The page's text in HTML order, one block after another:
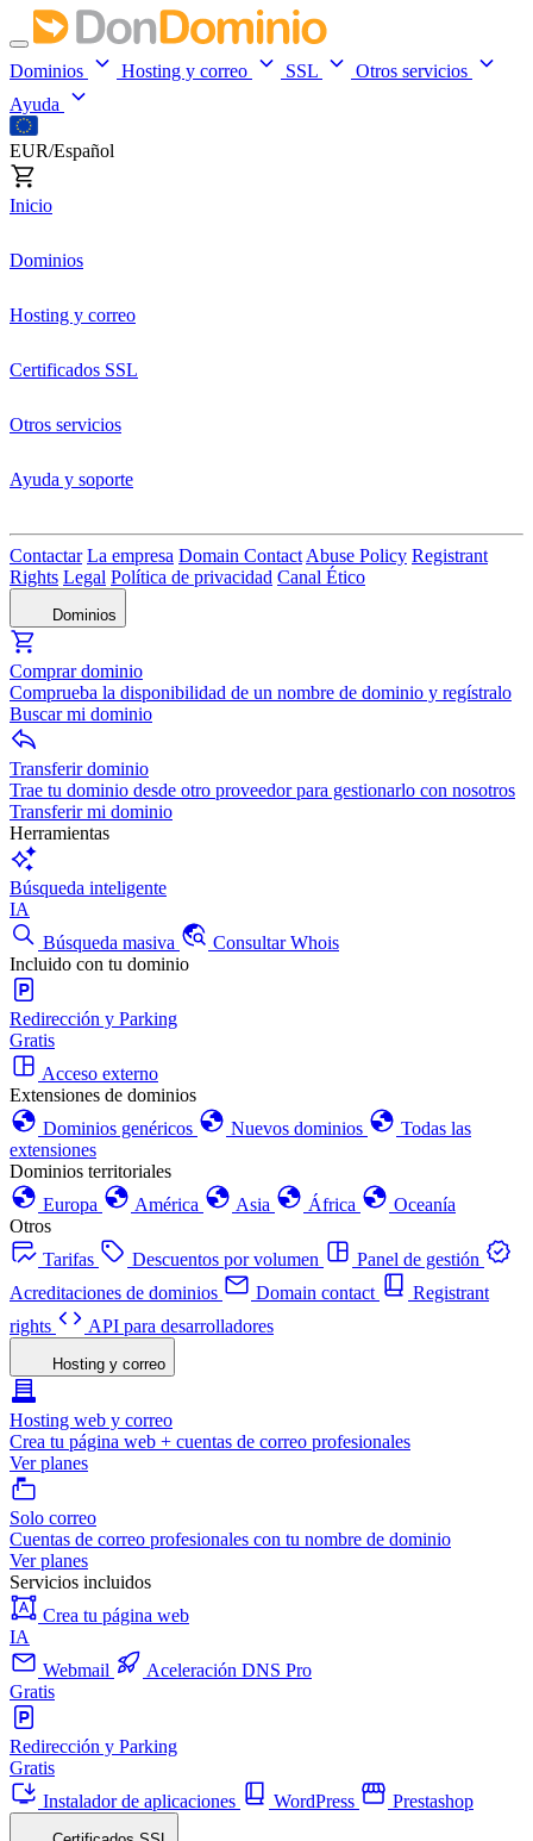
Dominios Hosting y correo SSL
Otros servicios
Ayuda
EUR/Español
Inicio
Dominios
Hosting y correo
Certificados SSL
Otros servicios
Ayuda y soporte
Contactar La empresa Domain Contact Abuse Policy Registrant
Rights Legal Política de privacidad Canal Ético
Dominios
Comprar dominio
Comprueba la disponibilidad de un nombre de dominio y regístralo
Buscar mi dominio
Transferir dominio
Trae tu dominio desde otro proveedor para gestionarlo con nosotros
Transferir mi dominio
Herramientas
Búsqueda inteligente
IA
Búsqueda masiva
Consultar Whois
Incluido con tu dominio
Redirección y Parking
Gratis
Acceso externo
Extensiones de dominios
Dominios genéricos
Nuevos dominios
Todas las
extensiones
Dominios territoriales
Europa
América Asia África
Oceanía
Otros
Tarifas
Descuentos por volumen
Panel de gestión
Acreditaciones de dominios
Domain contact
Registrant
rights
API para desarrolladores
Hosting y correo
Hosting web y correo
Crea tu página web + cuentas de correo profesionales
Ver planes
Solo correo
Cuentas de correo profesionales con tu nombre de dominio
Ver planes
Servicios incluidos
Crea tu página web
IA
Webmail
Aceleración DNS Pro
Gratis
Redirección y Parking
Gratis
Instalador de aplicaciones
WordPress Prestashop